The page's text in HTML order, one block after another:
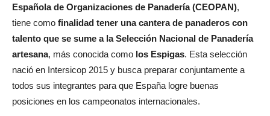
Española de Organizaciones de Panadería (CEOPAN),
tiene como finalidad tener una cantera de panaderos con
talento que se sume a la Selección Nacional de Panadería
artesana, más conocida como los Espigas. Esta selección
nació en Intersicop 2015 y busca preparar conjuntamente a
todos sus integrantes para que España logre buenas
posiciones en los campeonatos internacionales.